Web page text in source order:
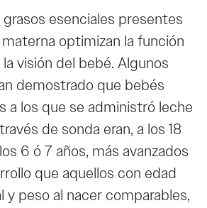
esenciales presentes
optimizan la función
visión del bebé. Algunos
demostrado que bebés
a los que se administró leche
de sonda eran, a los 18
6 ó 7 años, más avanzados
que aquellos con edad
y peso al nacer comparables,